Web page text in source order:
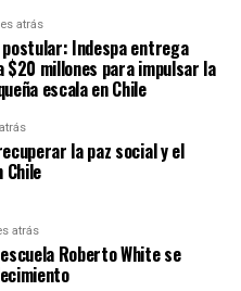
atrás
Indespa entrega
$20 millones para impulsar la
escala en Chile
la paz social y el
Chile
atrás
Roberto White se